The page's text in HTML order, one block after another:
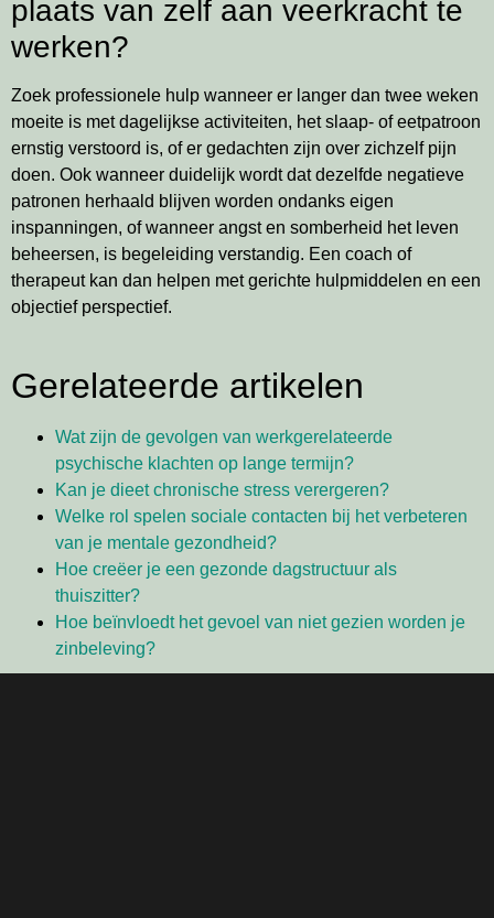
plaats van zelf aan veerkracht te
werken?
Zoek professionele hulp wanneer er langer dan twee weken
moeite is met dagelijkse activiteiten, het slaap- of eetpatroon
ernstig verstoord is, of er gedachten zijn over zichzelf pijn
doen. Ook wanneer duidelijk wordt dat dezelfde negatieve
patronen herhaald blijven worden ondanks eigen
inspanningen, of wanneer angst en somberheid het leven
beheersen, is begeleiding verstandig. Een coach of
therapeut kan dan helpen met gerichte hulpmiddelen en een
objectief perspectief.
Gerelateerde artikelen
Wat zijn de gevolgen van werkgerelateerde
psychische klachten op lange termijn?
Kan je dieet chronische stress verergeren?
Welke rol spelen sociale contacten bij het verbeteren
van je mentale gezondheid?
Hoe creëer je een gezonde dagstructuur als
thuiszitter?
Hoe beïnvloedt het gevoel van niet gezien worden je
zinbeleving?